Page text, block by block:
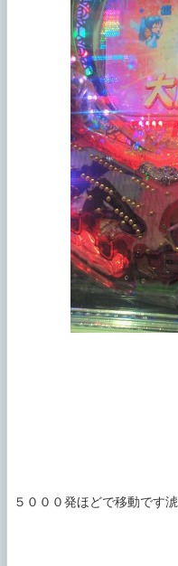
５０００発ほどで移動です淲